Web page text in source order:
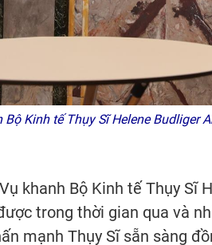
Bộ Kinh tế Thụy Sĩ Helene
khanh Bộ Kinh tế Thụy
trong thời gian qua và
mạnh Thụy Sĩ sẵn sàng